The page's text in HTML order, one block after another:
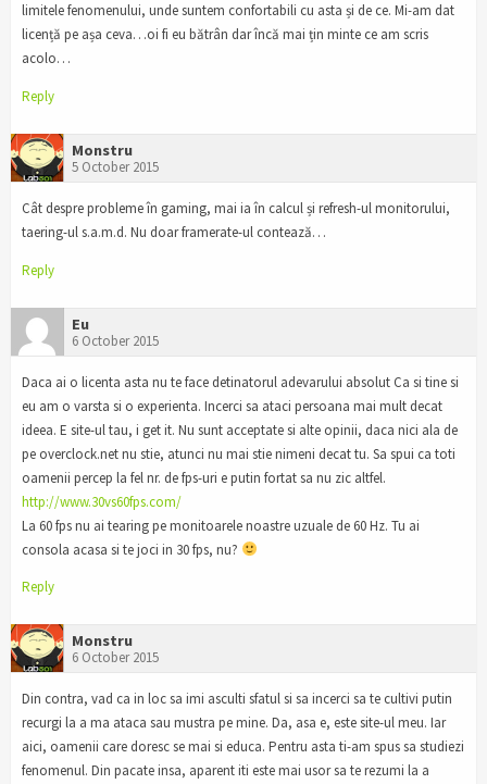
limitele fenomenului, unde suntem confortabili cu asta și de ce. Mi-am dat
licență pe așa ceva…oi fi eu bătrân dar încă mai țin minte ce am scris
acolo…
Reply
Monstru
5 October 2015
Cât despre probleme în gaming, mai ia în calcul și refresh-ul monitorului,
taering-ul s.a.m.d. Nu doar framerate-ul contează…
Reply
Eu
6 October 2015
Daca ai o licenta asta nu te face detinatorul adevarului absolut Ca si tine si
eu am o varsta si o experienta. Incerci sa ataci persoana mai mult decat
ideea. E site-ul tau, i get it. Nu sunt acceptate si alte opinii, daca nici ala de
pe overclock.net nu stie, atunci nu mai stie nimeni decat tu. Sa spui ca toti
oamenii percep la fel nr. de fps-uri e putin fortat sa nu zic altfel.
http://www.30vs60fps.com/
La 60 fps nu ai tearing pe monitoarele noastre uzuale de 60 Hz. Tu ai
consola acasa si te joci in 30 fps, nu?
Reply
Monstru
6 October 2015
Din contra, vad ca in loc sa imi asculti sfatul si sa incerci sa te cultivi putin
recurgi la a ma ataca sau mustra pe mine. Da, asa e, este site-ul meu. Iar
aici, oamenii care doresc se mai si educa. Pentru asta ti-am spus sa studiezi
fenomenul. Din pacate insa, aparent iti este mai usor sa te rezumi la a